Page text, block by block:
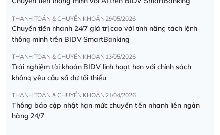
THANH TOÁN & CHUYỂN KHOẢN 29/05/2026
Chuyển tiền nhanh 24/7 giá trị cao với tính năng tách lệnh
thông minh trên BIDV SmartBanking
THANH TOÁN & CHUYỂN KHOẢN 13/05/2026
Trải nghiệm tài khoản BIDV linh hoạt hơn với chính sách
không yêu cầu số dư tối thiểu
THANH TOÁN & CHUYỂN KHOẢN 21/04/2026
Thông báo cập nhật hạn mức chuyển tiền nhanh liên ngân
hàng 24/7